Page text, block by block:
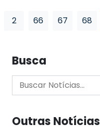
2 66 67 68
Busca
Outras Notícias